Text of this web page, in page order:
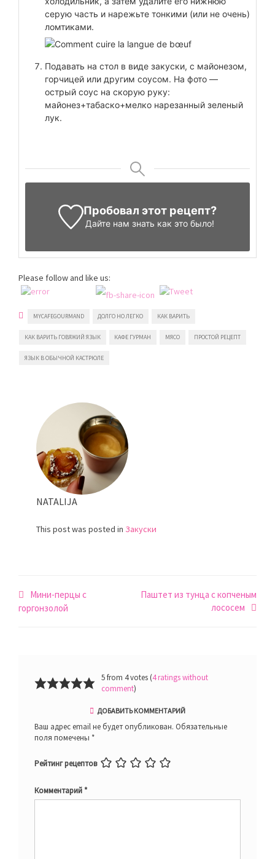
серую часть и нарежьте тонкими (или не очень)
ломтиками.
Подавать на стол в виде закуски, с майонезом,
горчицей или другим соусом. На фото —
острый соус на скорую руку:
майонез+табаско+мелко нарезанный зеленый
лук.
Пробовал этот рецепт?
Дайте нам знать как это было!
Please follow and like us:
MYCAFEGOURMAND ДОЛГО НО ЛЕГКО КАК ВАРИТЬ
КАК ВАРИТЬ ГОВЯЖИЙ ЯЗЫК КАФЕ ГУРМАН МЯСО ПРОСТОЙ РЕЦЕПТ
ЯЗЫК В ОБЫЧНОЙ КАСТРЮЛЕ
NATALIJA
This post was posted in Закуски
Навигация
по
Мини-перцы с
горгонзолой
Паштет из тунца с копченым
лососем
5 from 4 votes (4 ratings without
comment)
ДОБАВИТЬ КОММЕНТАРИЙ
Ваш адрес email не будет опубликован. Обязательные
поля помечены *
Рейтинг рецептов
Комментарий*